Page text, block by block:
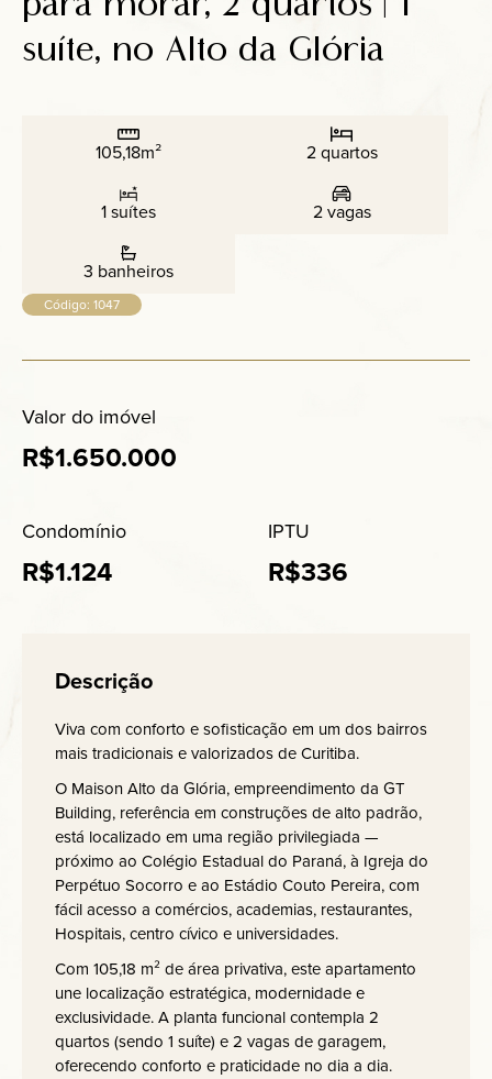
Anuncie
suíte, no Alto da Glória
105,18m² 2 quartos
1 suítes 2 vagas
3 banheiros
Código: 1047
Valor do imóvel
R$1.650.000
Condomínio
R$1.124
IPTU
R$336
Descrição
Viva com conforto e sofisticação em um dos bairros
mais tradicionais e valorizados de Curitiba.
O Maison Alto da Glória, empreendimento da GT
Building, referência em construções de alto padrão,
está localizado em uma região privilegiada —
próximo ao Colégio Estadual do Paraná, à Igreja do
Perpétuo Socorro e ao Estádio Couto Pereira, com
fácil acesso a comércios, academias, restaurantes,
Hospitais, centro cívico e universidades.
Com 105,18 m² de área privativa, este apartamento
une localização estratégica, modernidade e
exclusividade. A planta funcional contempla 2
quartos (sendo 1 suíte) e 2 vagas de garagem,
oferecendo conforto e praticidade no dia a dia.